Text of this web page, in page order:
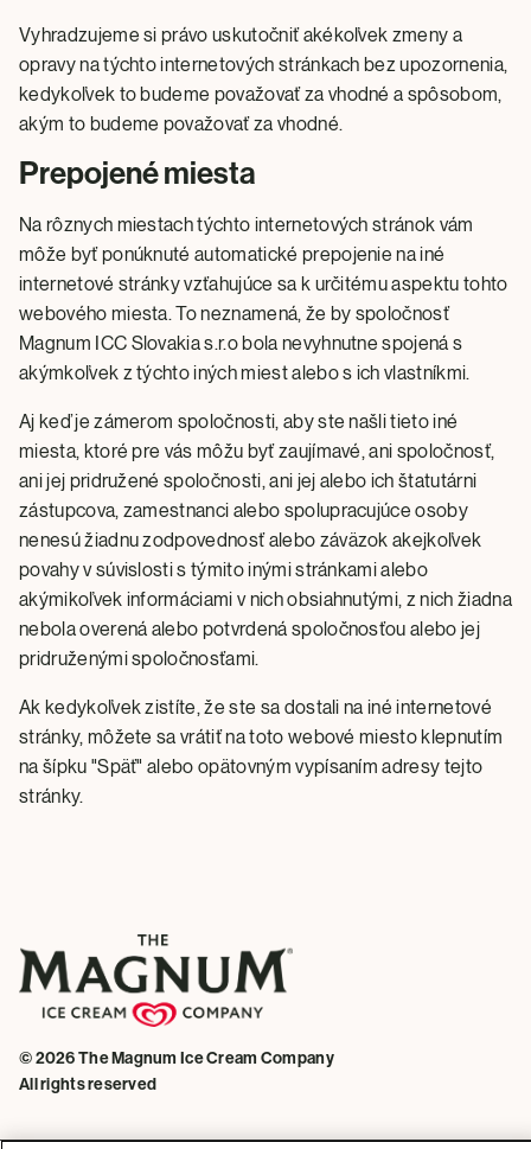
Vyhradzujeme si právo uskutočniť akékoľvek zmeny a
opravy na týchto internetových stránkach bez upozornenia,
kedykoľvek to budeme považovať za vhodné a spôsobom,
akým to budeme považovať za vhodné.
Prepojené miesta
Na rôznych miestach týchto internetových stránok vám
môže byť ponúknuté automatické prepojenie na iné
internetové stránky vzťahujúce sa k určitému aspektu tohto
webového miesta. To neznamená, že by spoločnosť
Magnum ICC Slovakia s.r.o bola nevyhnutne spojená s
akýmkoľvek z týchto iných miest alebo s ich vlastníkmi.
Aj keď je zámerom spoločnosti, aby ste našli tieto iné
miesta, ktoré pre vás môžu byť zaujímavé, ani spoločnosť,
ani jej pridružené spoločnosti, ani jej alebo ich štatutárni
zástupcova, zamestnanci alebo spolupracujúce osoby
nenesú žiadnu zodpovednosť alebo záväzok akejkoľvek
povahy v súvislosti s týmito inými stránkami alebo
akýmikoľvek informáciami v nich obsiahnutými, z nich žiadna
nebola overená alebo potvrdená spoločnosťou alebo jej
pridruženými spoločnosťami.
Ak kedykoľvek zistíte, že ste sa dostali na iné internetové
stránky, môžete sa vrátiť na toto webové miesto klepnutím
na šípku "Späť" alebo opätovným vypísaním adresy tejto
stránky.
© 2026 The Magnum Ice Cream Company
All rights reserved